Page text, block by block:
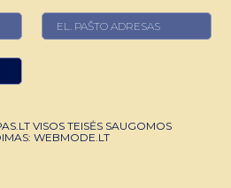
VISOS TEISĖS SAUGOMOS
WEBMODE.LT